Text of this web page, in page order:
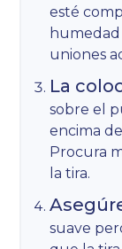
esté
uniones
La
sobre el
encima
Procura
la tira.
suave